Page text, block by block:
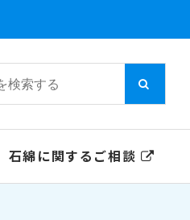
石綿に関するご相談